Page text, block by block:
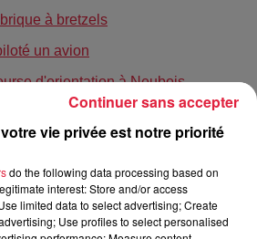
à bretzels
un avion
d'orientation à Neubois
poussettes dans la Vallée de
à 8h39 - Modifié : 20 mars 2023 à
vie privée est notre priorité
do the following data processing based on
interest: Store and/or access
limited data to select advertising; Create
Use profiles to select personalised
Continuer sans accepter